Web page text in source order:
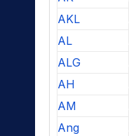
AKL
AL
ALG
AH
AM
Ang